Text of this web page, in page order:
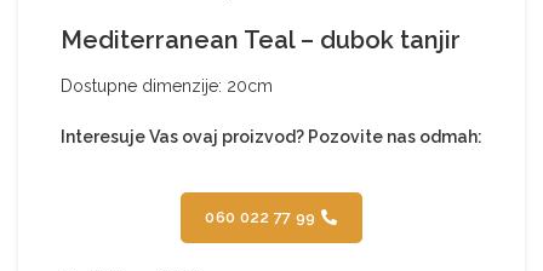
Mediterranean Teal – dubok tanjir
Dostupne dimenzije: 20cm
Interesuje Vas ovaj proizvod? Pozovite nas odmah:
060 022 77 99